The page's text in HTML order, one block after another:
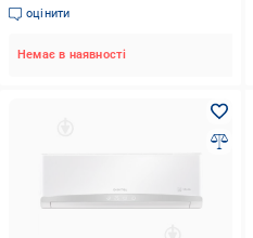
оцінити
Немає в наявності